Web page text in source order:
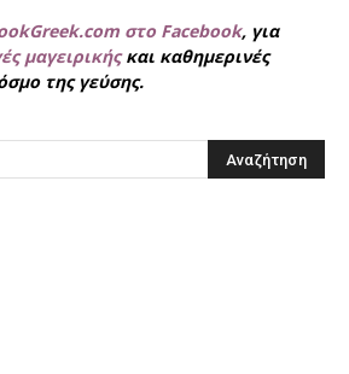
στο Facebook, για
μαγειρικήςκαι καθημερινές
της γεύσης.